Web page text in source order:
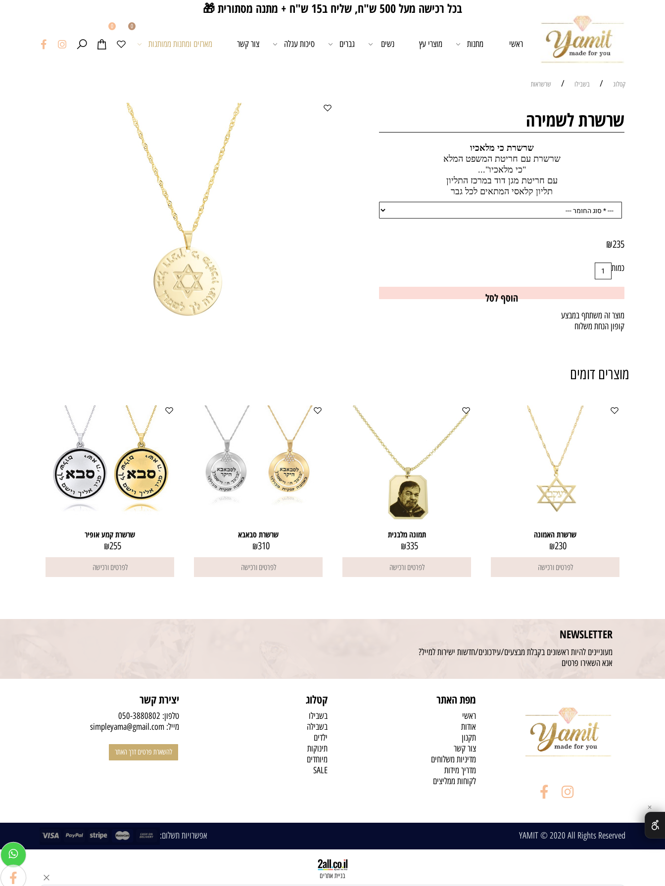
בכל רכישה מעל 500 ש"ח, שליח ב15 ש"ח + מתנה מסתורית 🎁
0 0
ראשי מתנות מוצרי עץ נשים גברים סיכות עגלה צור קשר מארזים ומתנות ממותגות
קטלוג / בשבילו / שרשראות
שרשרת לשמירה
שרשרת כי מלאכיו
שרשרת עם חריטת המשפט המלא
"כי מלאכיו"...
עם חריטת מגן דוד במרכז התליון
תליון קלאסי המתאים לכל גבר
₪235
כמות
הוסף לסל
מוצר זה משתתף במבצע
קופון הנחת משלוח
מוצרים דומים
שרשרת האמונה
₪230
לפרטים ורכישה
תמונה מלבנית
₪335
לפרטים ורכישה
שרשרת סבאבא
₪310
לפרטים ורכישה
שרשרת קמע אופיר
₪255
לפרטים ורכישה
NEWSLETTER
מעוניינים להיות ראשונים בקבלת מבצעים/עידכונים/חדשות ישירות למייל?
אנא השאירו פרטים
מפת האתר
ראשי
אודות
תקנון
צור קשר
מדיניות משלוחים
מדריך מידות
לקוחות ממליצים
קטלוג
בשבילו
בשבילה
ילדים
תינוקות
מיוחדים
SALE
יצירת קשר
טלפון: 050-3880802
מייל: simpleyama@gmail.com
להשארת פרטים דרך האתר
YAMIT © 2020 All Rights Reserved אפשרויות תשלום:
בניית אתרים
✕